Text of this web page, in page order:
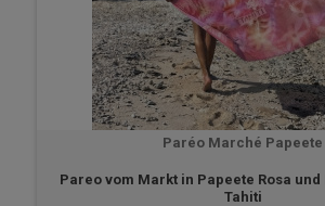
Paréo Marché Papeete
Pareo vom Markt in Papeete Rosa und
Tahiti